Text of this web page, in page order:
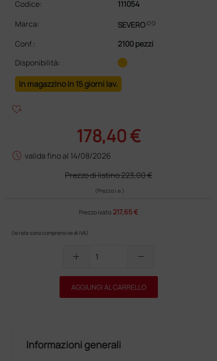
Codice:
111054
Marca:
SEVEROlink
Conf.:
2100 pezzi
Disponibilità:
In magazzino in 15 giorni lav.
heart_plus
178,40 €
schedule valida fino al 14/08/2026
Prezzo di listino223,00 €
(Prezzo i.e.)
Prezzo ivato 217,65 €
(le rate sono comprensive di IVA)
add remove
AGGIUNGI AL CARRELLO
Informazioni generali